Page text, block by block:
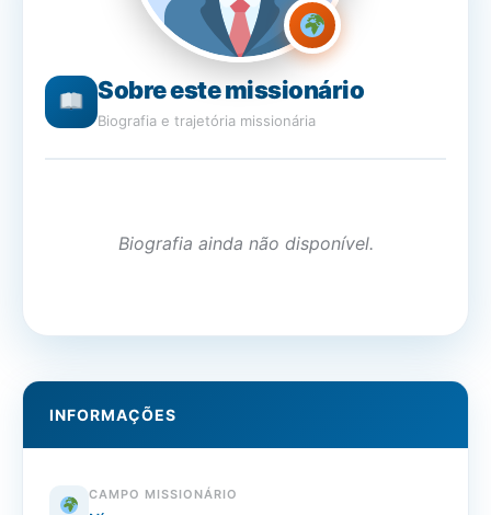
Sobre este missionário
Biografia e trajetória missionária
Biografia ainda não disponível.
INFORMAÇÕES
CAMPO MISSIONÁRIO